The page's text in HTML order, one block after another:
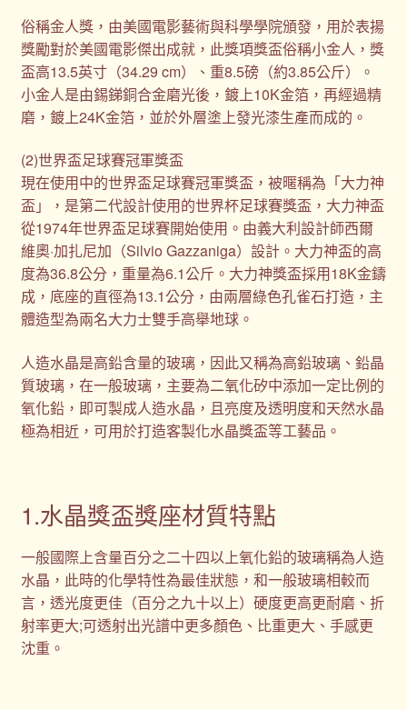
俗稱金人獎，由美國電影藝術與科學學院頒發，用於表揚
獎勵對於美國電影傑出成就，此獎項獎盃俗稱小金人，獎
盃高13.5英寸（34.29 cm）、重8.5磅（約3.85公斤）。
小金人是由錫銻銅合金磨光後，鍍上10K金箔，再經過精
磨，鍍上24K金箔，並於外層塗上發光漆生產而成的。
(2)世界盃足球賽冠軍獎盃
現在使用中的世界盃足球賽冠軍獎盃，被暱稱為「大力神
盃」，是第二代設計使用的世界杯足球賽獎盃，大力神盃
從1974年世界盃足球賽開始使用。由義大利設計師西爾
維奧·加扎尼加（Silvio Gazzaniga）設計。大力神盃的高
度為36.8公分，重量為6.1公斤。大力神獎盃採用18K金鑄
成，底座的直徑為13.1公分，由兩層綠色孔雀石打造，主
體造型為兩名大力士雙手高舉地球。
人造水晶是高鉛含量的玻璃，因此又稱為高鉛玻璃、鉛晶
質玻璃，在一般玻璃，主要為二氧化矽中添加一定比例的
氧化鉛，即可製成人造水晶，且亮度及透明度和天然水晶
極為相近，可用於打造客製化水晶獎盃等工藝品。
1.水晶獎盃獎座材質特點
一般國際上含量百分之二十四以上氧化鉛的玻璃稱為人造
水晶，此時的化學特性為最佳狀態，和一般玻璃相較而
言，透光度更佳（百分之九十以上）硬度更高更耐磨、折
射率更大;可透射出光譜中更多顏色、比重更大、手感更
沈重。